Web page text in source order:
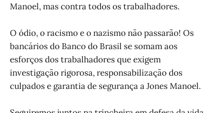
Manoel, mas contra todos os trabalhadores.
O ódio, o racismo e o nazismo não passarão! Os
bancários do Banco do Brasil se somam aos
esforços dos trabalhadores que exigem
investigação rigorosa, responsabilização dos
culpados e garantia de segurança a Jones Manoel.